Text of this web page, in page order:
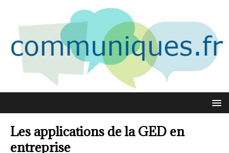
Les applications de la GED en
entreprise